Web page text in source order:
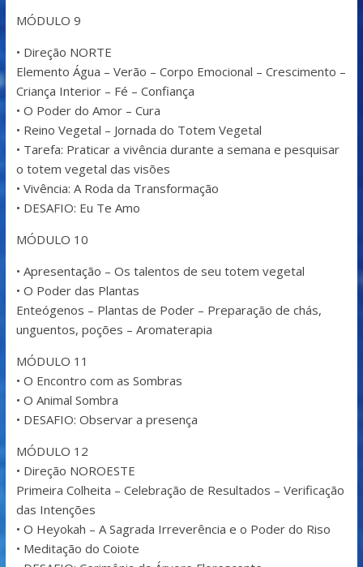
MÓDULO 9
• Direção NORTE
Elemento Água – Verão – Corpo Emocional – Crescimento –
Criança Interior – Fé – Confiança
• O Poder do Amor – Cura
• Reino Vegetal – Jornada do Totem Vegetal
• Tarefa: Praticar a vivência durante a semana e pesquisar
o totem vegetal das visões
• Vivência: A Roda da Transformação
• DESAFIO: Eu Te Amo
MÓDULO 10
• Apresentação – Os talentos de seu totem vegetal
• O Poder das Plantas
Enteógenos – Plantas de Poder – Preparação de chás,
unguentos, poções – Aromaterapia
MÓDULO 11
• O Encontro com as Sombras
• O Animal Sombra
• DESAFIO: Observar a presença
MÓDULO 12
• Direção NOROESTE
Primeira Colheita – Celebração de Resultados – Verificação
das Intenções
• O Heyokah – A Sagrada Irreverência e o Poder do Riso
• Meditação do Coiote